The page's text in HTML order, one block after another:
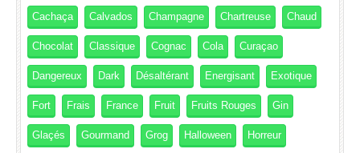
Cachaça Calvados Champagne Chartreuse Chaud
Chocolat Classique Cognac Cola Curaçao
Dangereux Dark Désaltérant Energisant Exotique
Fort Frais France Fruit Fruits Rouges Gin
Glaçés Gourmand Grog Halloween Horreur